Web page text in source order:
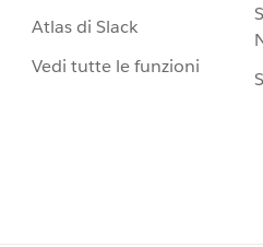
Atlas di Slack
Vedi tutte le funzioni